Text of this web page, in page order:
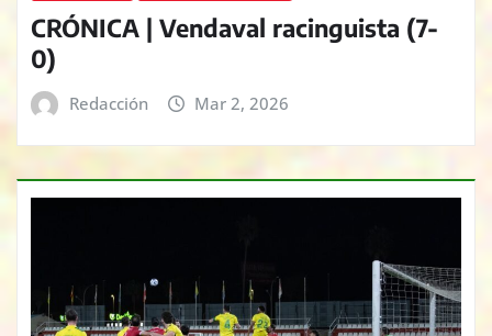
CRÓNICA | Vendaval racinguista (7-
0)
Redacción Mar 2, 2026